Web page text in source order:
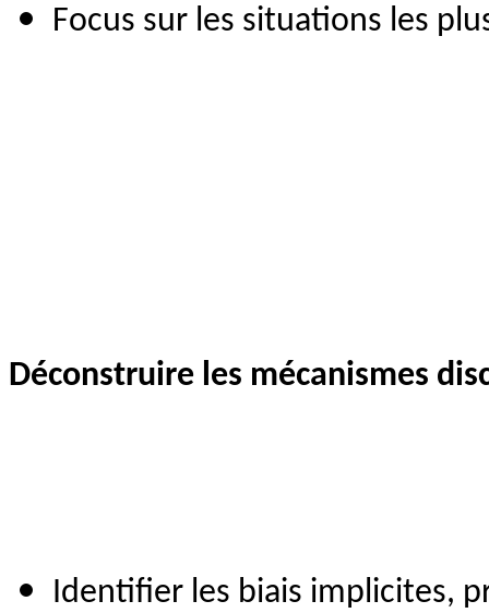
Focus sur les situations les
Déconstruire les mécanismes
Identifier les biais implicites,